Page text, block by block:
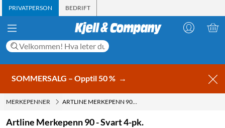
PRIVATPERSON BEDRIFT
SOMMERSALG – Opptil 50 % →
MERKEPENNER ARTLINE MERKEPENN 90 - SVART 4-PK.
Artline Merkepenn 90 - Svart 4-pk.